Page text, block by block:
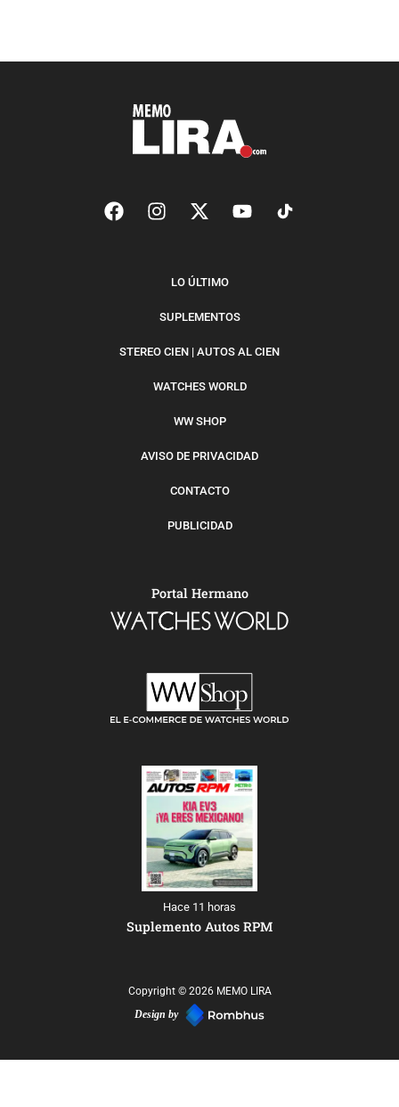
LO ÚLTIMO
SUPLEMENTOS
STEREO CIEN | AUTOS AL CIEN
WATCHES WORLD
WW SHOP
AVISO DE PRIVACIDAD
CONTACTO
PUBLICIDAD
Portal Hermano
Hace 11 horas
Suplemento Autos RPM
Copyright © 2026 MEMO LIRA
Design by